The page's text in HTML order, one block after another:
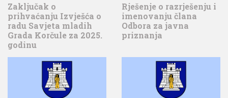
Zaključak o
prihvaćanju Izvješća o
radu Savjeta mladih
Grada Korčule za 2025.
godinu
Rješenje o razrješenju i
imenovanju člana
Odbora za javna
priznanja